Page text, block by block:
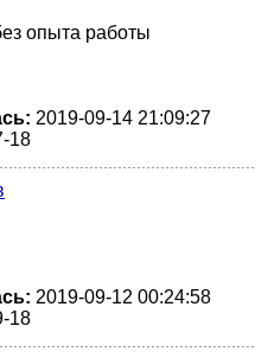
опыта работы
2019-09-14 21:09:27
18
2019-09-12 00:24:58
18